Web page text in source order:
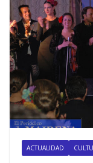
ACTUALIDAD